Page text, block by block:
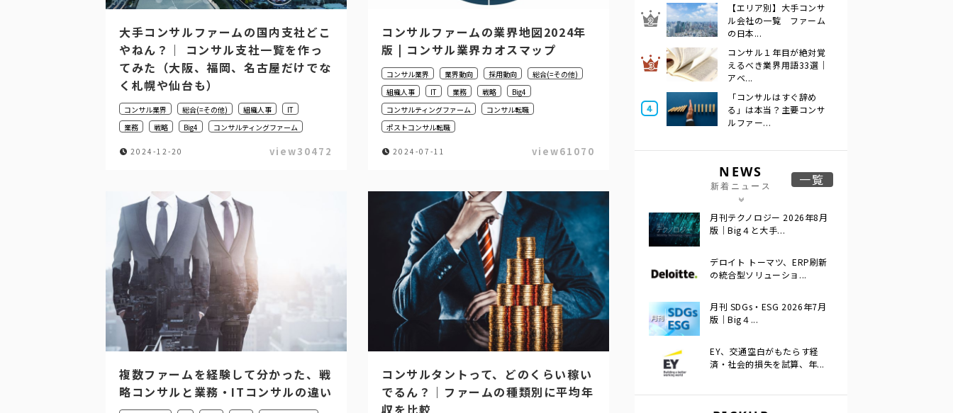
大手コンサルファームの国内支社どこ
やねん？｜ コンサル支社一覧を作っ
てみた（大阪、福岡、名古屋だけでな
く札幌や仙台も）
コンサル業界 総合(=その他) 組織人事
IT
業務
戦略 Big4 コンサルティングファーム
2024-12-20 view30472
コンサルファームの業界地図2024年
版 | コンサル業界カオスマップ
コンサル業界 業界動向 採用動向
総合(=その他)
組織人事
IT 業務 戦略
Big4
コンサルティングファーム
コンサル転職
ポストコンサル転職
2024-07-11 view61070
複数ファームを経験して分かった、戦
略コンサルと業務・ITコンサルの違い
コンサルタントって、どのくらい稼い
でるん？｜ファームの種類別に平均年
収を比較
【エリア別】大手コンサ
ル会社の一覧 ファーム
の日本...
コンサル１年目が絶対覚
えるべき業界用語33選｜
アベ...
「コンサルはすぐ辞め
る」は本当？主要コンサ
ルファー...
NEWS
新着ニュース 一覧
月刊テクノロジー 2026年8月
版｜Big４と大手...
デロイト トーマツ、ERP刷新
の統合型ソリューショ...
月刊 SDGs・ESG 2026年7月
版｜Big４...
EY、交通空白がもたらす経
済・社会的損失を試算、年...